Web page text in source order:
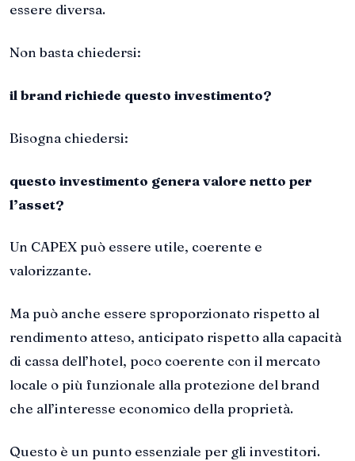
essere diversa.
Non basta chiedersi:
il brand richiede questo investimento?
Bisogna chiedersi:
questo investimento genera valore netto per
l’asset?
Un CAPEX può essere utile, coerente e
valorizzante.
Ma può anche essere sproporzionato rispetto al
rendimento atteso, anticipato rispetto alla capacità
di cassa dell’hotel, poco coerente con il mercato
locale o più funzionale alla protezione del brand
che all’interesse economico della proprietà.
Questo è un punto essenziale per gli investitori.